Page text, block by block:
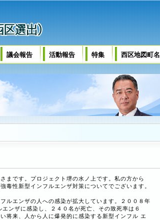
まです。プロジェクト堺の水ノ上です。私の方から
毒性新型インフルエンザ対策についてでございます。
ルエンザの人への感染が拡大しています。２００８年
ンザに感染し、２４０名が死亡、その致死率は６
将来、人から人に爆発的に感染する新型インフル エ
議会報告 活動報告 特集 西区地図町名